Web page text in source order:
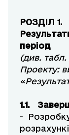
РОЗДІЛ 1.
період
(див. табл.
Проекту:
1.1.
-